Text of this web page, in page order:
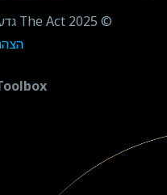
הצהרת
Toolbox